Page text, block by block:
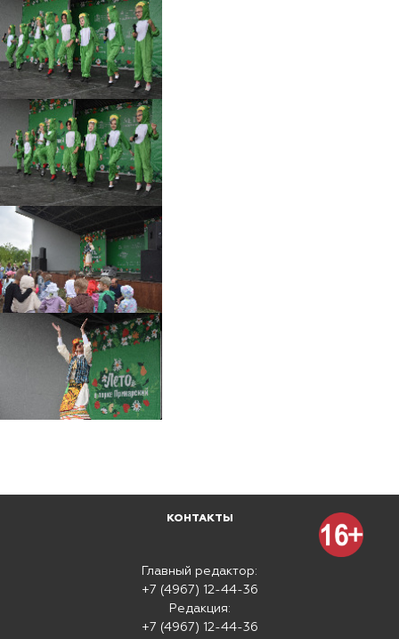
КОНТАКТЫ
Главный редактор:
+7 (4967) 12-44-36
Редакция:
+7 (4967) 12-44-36